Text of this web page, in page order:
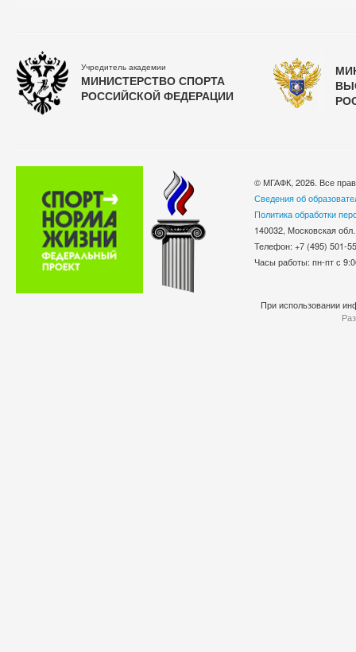
Учредитель академии
МИНИСТЕРСТВО СПОРТА
РОССИЙСКОЙ ФЕДЕРАЦИИ
© МГАФК, 2026. Все
Сведения об
Политика обработки
140032, Московская
Телефон: +7 (495)
Часы работы: пн-пт с
При использовании